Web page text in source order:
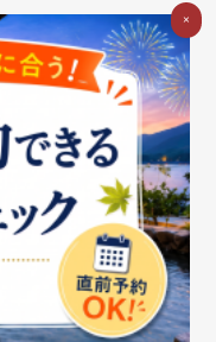
シビリティの取り組み
ル
Cookieポリシー
ティ基本方針
×